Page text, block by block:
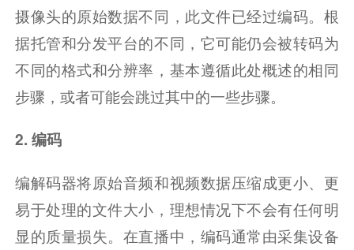
摄像头的原始数据不同，此文件已经过编码。根
据托管和分发平台的不同，它可能仍会被转码为
不同的格式和分辨率，基本遵循此处概述的相同
步骤，或者可能会跳过其中的一些步骤。
2. 编码
编解码器将原始音频和视频数据压缩成更小、更
易于处理的文件大小，理想情况下不会有任何明
显的质量损失。在直播中，编码通常由采集设备